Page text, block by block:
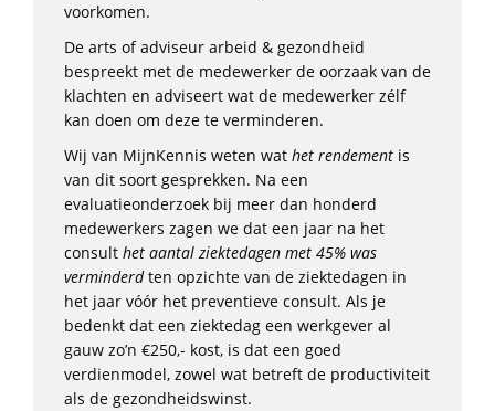
voorkomen.
De arts of adviseur arbeid & gezondheid
bespreekt met de medewerker de oorzaak van de
klachten en adviseert wat de medewerker zélf
kan doen om deze te verminderen.
Wij van MijnKennis weten wat het rendement is
van dit soort gesprekken. Na een
evaluatieonderzoek bij meer dan honderd
medewerkers zagen we dat een jaar na het
consult het aantal ziektedagen met 45% was
verminderdten opzichte van de ziektedagen in
het jaar vóór het preventieve consult. Als je
bedenkt dat een ziektedag een werkgever al
gauw zo’n €250,- kost, is dat een goed
verdienmodel, zowel wat betreft de productiviteit
als de gezondheidswinst.